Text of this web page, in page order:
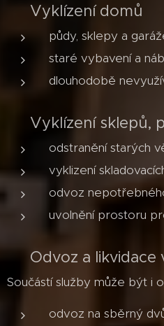
🏡 Vyklízení domů
půdy, sklepy a
staré vybavení a
dlouhodobě
📦 Vyklízení sklepů,
odstranění starých
vyklizení
odvoz
uvolnění prostoru
🚛 Odvoz a likvidace
Součástí služby může být i
odvoz na sběrný